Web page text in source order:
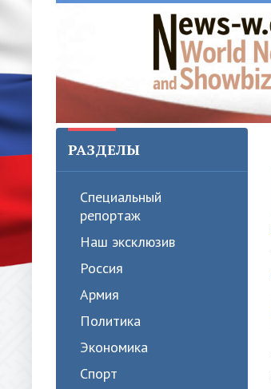
РАЗДЕЛЫ
Специальный
репортаж
Наш эксклюзив
Россия
Армия
Политика
Экономика
Спорт